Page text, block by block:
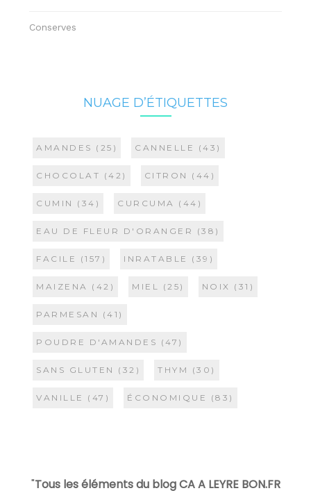
Conserves
NUAGE D’ÉTIQUETTES
AMANDES (25) CANNELLE (43)
CHOCOLAT (42) CITRON (44)
CUMIN (34) CURCUMA (44)
EAU DE FLEUR D'ORANGER (38)
FACILE (157) INRATABLE (39)
MAIZENA (42) MIEL (25) NOIX (31)
PARMESAN (41)
POUDRE D'AMANDES (47)
SANS GLUTEN (32) THYM (30)
VANILLE (47) ÉCONOMIQUE (83)
"Tous les éléments du blog CA A LEYRE BON.FR